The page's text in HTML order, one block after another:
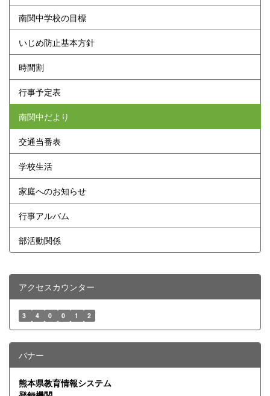
南関中学校の目標
いじめ防止基本方針
時間割
行事予定表
南関中だより
交通当番表
学校生活
家庭へのお知らせ
行事アルバム
部活動関係
アクセスカウンター
3 4 0 0 1 2
バナー
熊本県教育情報システム